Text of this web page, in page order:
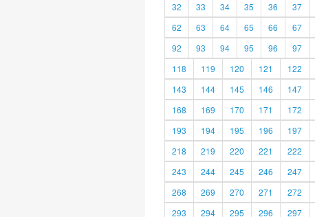
32
33 34 35 36 37
62
63 64 65 66 67
92
93 94 95 96 97
118
119 120 121 122
143
144 145 146 147
168
169 170 171 172
193
194 195 196 197
218
219 220 221 222
243
244 245 246 247
268
269 270 271 272
293
294 295 296 297